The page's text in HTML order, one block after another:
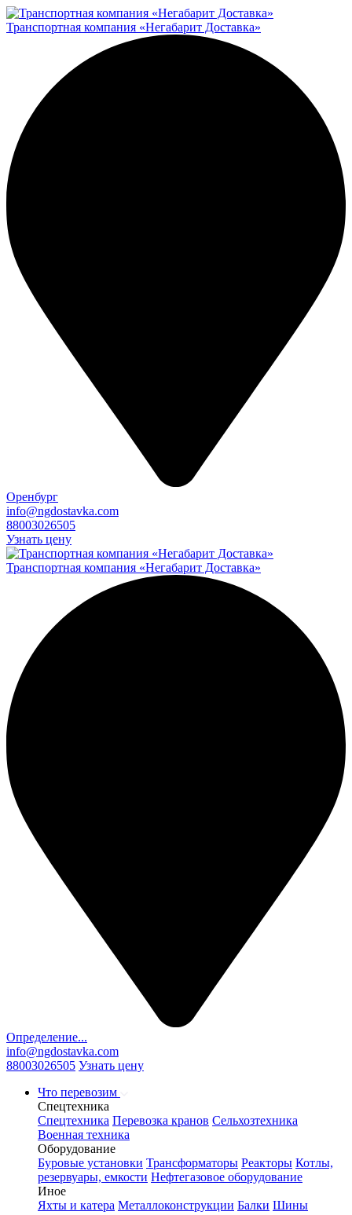
Транспортная компания «Негабарит Доставка»
Оренбург
info@ngdostavka.com
88003026505
Узнать цену
Транспортная компания «Негабарит Доставка»
Определение...
info@ngdostavka.com
88003026505 Узнать цену
Что перевозим
Спецтехника
Спецтехника Перевозка кранов Сельхозтехника
Военная техника
Оборудование
Буровые установки Трансформаторы Реакторы Котлы,
резервуары, емкости Нефтегазовое оборудование
Иное
Яхты и катера Металлоконструкции Балки Шины